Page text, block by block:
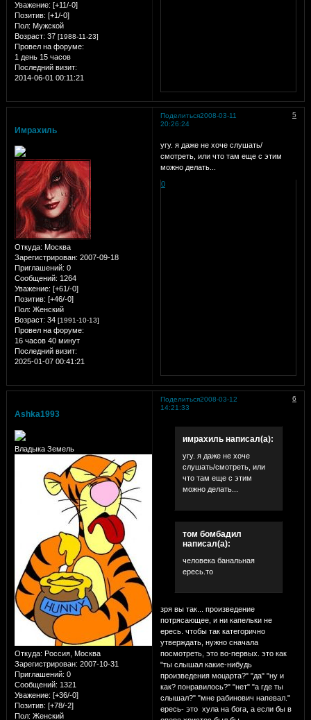
Уважение: [+11/-0]
Позитив: [+1/-0]
Пол: Мужской
Возраст: 37 [1988-11-23]
Провел на форуме:
1 день 15 часов
Последний визит:
2014-06-01 00:11:21
Поделиться 5
2008-03-11
20:26:24
Имрахиль
Откуда: Москва
Зарегистрирован: 2007-09-18
Приглашений: 0
Сообщений: 1264
Уважение: [+61/-0]
Позитив: [+46/-0]
Пол: Женский
Возраст: 34 [1991-10-13]
Провел на форуме:
16 часов 40 минут
Последний визит:
2025-01-07 00:41:21
угу. я даже не хоче слушать/
смотреть, или что там еще с этим
можно делать...
0
Поделиться 6
2008-03-12
14:21:33
Ashka1993
Владыка Земель
Откуда: Россия, Москва
Зарегистрирован: 2007-10-31
Приглашений: 0
Сообщений: 1321
Уважение: [+36/-0]
Позитив: [+78/-2]
Пол: Женский
имрахиль написал(а):
угу. я даже не хоче
слушать/смотреть, или
что там еще с этим
можно делать...
том бомбадил
написал(а):
человека банальная
ересь.то
зря вы так... произведение
потрясающее, и ни капельки не
ересь. чтобы так категорично
утверждать, нужно сначала
посмотреть, это во-первых. это как
"ты слышал какие-нибудь
произведения моцарта?" "да" "ну и
как? понравилось?" "нет" "а где ты
слышал?" "мне рабинович напевал."
ересь- это хула на бога, а если бы в